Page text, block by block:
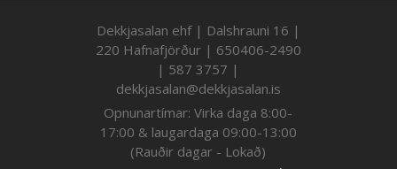
Dekkjasalan ehf | Dalshrauni 16 |
220 Hafnafjörður | 650406-2490
| 587 3757 |
dekkjasalan@dekkjasalan.is
Opnunartímar: Virka daga 8:00-
17:00 & laugardaga 09:00-13:00
(Rauðir dagar - Lokað)